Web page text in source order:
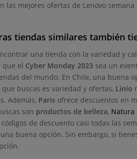
las mejores ofertas de Lenovo semana
tiendas similares también
una tienda con la variedad y
que el Cyber Monday 2023 sea un
del mundo. En Chile, una buena
que buscas es variedad y ofertas, Linio
Además, Paris ofrece descuentos en
son productos de belleza, Natura
de descuento casi todas las
buena opción. Sin embargo, si